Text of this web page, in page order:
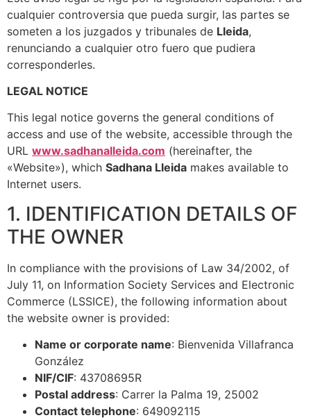
cualquier controversia que pueda surgir, las partes se
someten a los juzgados y tribunales de Lleida,
renunciando a cualquier otro fuero que pudiera
corresponderles.
LEGAL NOTICE
This legal notice governs the general conditions of
access and use of the website, accessible through the
URL www.sadhanalleida.com (hereinafter, the
«Website»), which Sadhana Lleida makes available to
Internet users.
1. IDENTIFICATION DETAILS OF
THE OWNER
In compliance with the provisions of Law 34/2002, of
July 11, on Information Society Services and Electronic
Commerce (LSSICE), the following information about
the website owner is provided:
Name or corporate name: Bienvenida Villafranca
González
NIF/CIF: 43708695R
Postal address: Carrer la Palma 19, 25002
Contact telephone: 649092115